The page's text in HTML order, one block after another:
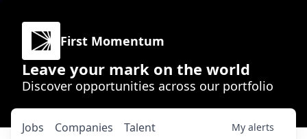
First Momentum
Leave your mark on the world
Discover opportunities across our portfolio
Jobs Companies Talent My alerts